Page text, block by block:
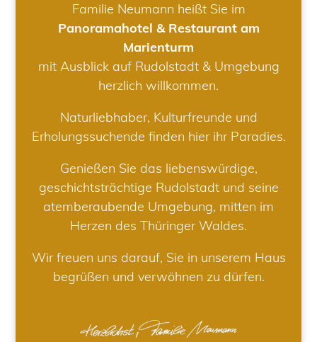
Familie Neumann heißt Sie im
Panoramahotel & Restaurant am
Marienturm
mit Ausblick auf Rudolstadt & Umgebung
herzlich willkommen.
Naturliebhaber, Kulturfreunde und
Erholungssuchende finden hier ihr Paradies.
Genießen Sie das liebenswürdige,
geschichtsträchtige Rudolstadt und seine
atemberaubende Umgebung, mitten im
Herzen des Thüringer Waldes.
Wir freuen uns darauf, Sie in unserem Haus
begrüßen und verwöhnen zu dürfen.